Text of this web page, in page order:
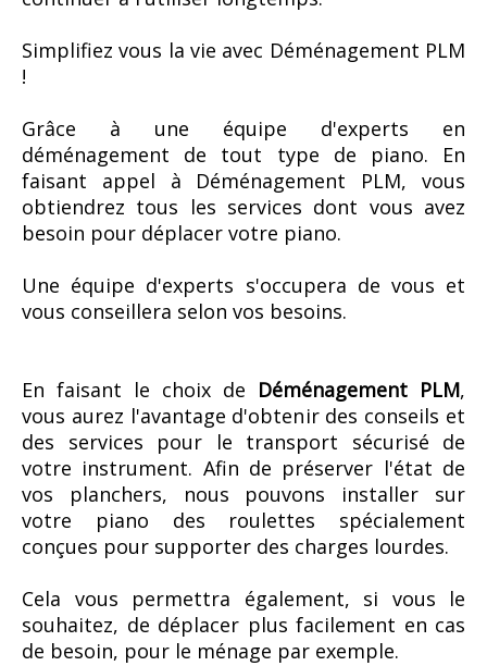
Simplifiez vous la vie avec Déménagement PLM
!
Grâce à une équipe d'experts en
déménagement de tout type de piano. En
faisant appel à Déménagement PLM, vous
obtiendrez tous les services dont vous avez
besoin pour déplacer votre piano.
Une équipe d'experts s'occupera de vous et
vous conseillera selon vos besoins.
En faisant le choix de Déménagement PLM,
vous aurez l'avantage d'obtenir des conseils et
des services pour le transport sécurisé de
votre instrument. Afin de préserver l'état de
vos planchers, nous pouvons installer sur
votre piano des roulettes spécialement
conçues pour supporter des charges lourdes.
Cela vous permettra également, si vous le
souhaitez, de déplacer plus facilement en cas
de besoin, pour le ménage par exemple.